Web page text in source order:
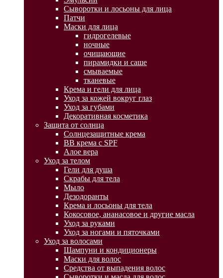
Сыворотки и лосьоны для лица
Патчи
Маски для лица
гидрогелевые
ночные
очищающие
пирамидки и саше
смываемые
тканевые
Крема и гели для лица
Уход за кожей вокруг глаз
Уход за губами
Декоративная косметика
Защита от солнца
Солнцезащитные крема
BB крема с SPF
Алое вера
Уход за телом
Гели для душа
Скрабы для тела
Мыло
Дезодоранты
Крема и лосьоны для тела
Кокосовое, ананасовое и другие масла
Уход за руками
Уход за ногами и пяточками
Уход за волосами
Шампуни и кондиционеры
Маски для волос
Средства от выпадения волос